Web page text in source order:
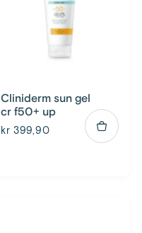
Cliniderm sun gel
cr f50+ up
kr 399,90